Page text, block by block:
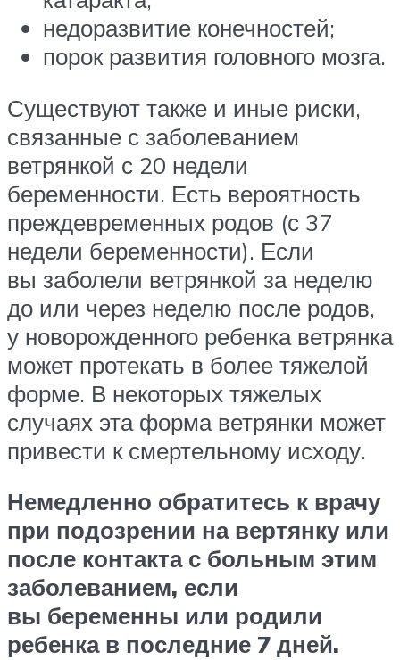
недоразвитие конечностей;
порок развития головного мозга.
Существуют также и иные риски,
связанные с заболеванием
ветрянкой с 20 недели
беременности. Есть вероятность
преждевременных родов (с 37
недели беременности). Если
вы заболели ветрянкой за неделю
до или через неделю после родов,
у новорожденного ребенка ветрянка
может протекать в более тяжелой
форме. В некоторых тяжелых
случаях эта форма ветрянки может
привести к смертельному исходу.
Немедленно обратитесь к врачу
при подозрении на вертянку или
после контакта с больным этим
заболеванием, если
вы беременны или родили
ребенка в последние 7 дней.